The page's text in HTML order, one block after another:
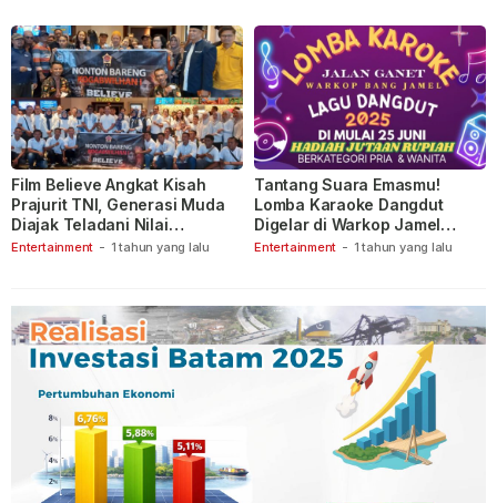
Entertainment - 1 tahun yang lalu
Film Believe Angkat Kisah
Prajurit TNI, Generasi Muda
Diajak Teladani Nilai
Keberanian
Entertainment - 1 tahun yang lalu
Tantang Suara Emasmu!
Lomba Karaoke Dangdut
Digelar di Warkop Jamel
Ganet